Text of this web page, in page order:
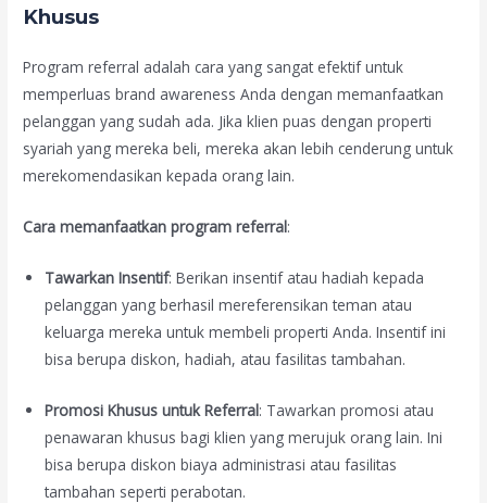
Khusus
Program referral adalah cara yang sangat efektif untuk
memperluas brand awareness Anda dengan memanfaatkan
pelanggan yang sudah ada. Jika klien puas dengan properti
syariah yang mereka beli, mereka akan lebih cenderung untuk
merekomendasikan kepada orang lain.
Cara memanfaatkan program referral:
Tawarkan Insentif: Berikan insentif atau hadiah kepada
pelanggan yang berhasil mereferensikan teman atau
keluarga mereka untuk membeli properti Anda. Insentif ini
bisa berupa diskon, hadiah, atau fasilitas tambahan.
Promosi Khusus untuk Referral: Tawarkan promosi atau
penawaran khusus bagi klien yang merujuk orang lain. Ini
bisa berupa diskon biaya administrasi atau fasilitas
tambahan seperti perabotan.